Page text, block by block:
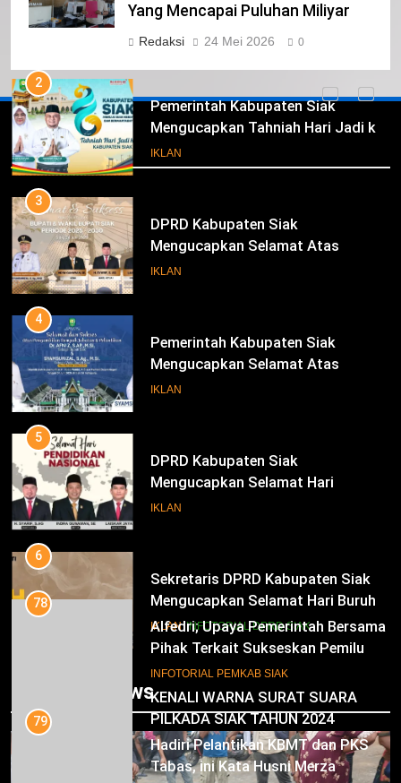
Yang Mencapai Puluhan Miliyar
Redaksi 24 Mei 2026 0
Iklan
Kabupaten Siak Mengucapkan
IKLAN
2
Pemerintah Kabupaten Siak
Mengucapkan Tahniah Hari Jadi ke-
26 Kabupaten Siak
IKLAN
3
DPRD Kabupaten Siak
Mengucapkan Selamat Atas
Pengambilan Sumpah Jabatan
IKLAN
4
Pemerintah Kabupaten Siak
Mengucapkan Selamat Atas
Pengambilan Sumpah Jabatan
IKLAN
5
DPRD Kabupaten Siak
Mengucapkan Selamat Hari
Pendidikan Nasional
IKLAN
6
Sekretaris DPRD Kabupaten Siak
Mengucapkan Selamat Hari Buruh
IKLAN INFOTORIAL DPRD SIAK
KENALI WARNA SURAT SUARA
PILKADA SIAK TAHUN 2024
IKLAN
Trending News
78
Alfedri; Upaya Pemerintah Bersama
Pihak Terkait Sukseskan Pemilu
2024
INFOTORIAL PEMKAB SIAK
79
Hadiri Pelantikan KBMT dan PKS
Tabas, ini Kata Husni Merza